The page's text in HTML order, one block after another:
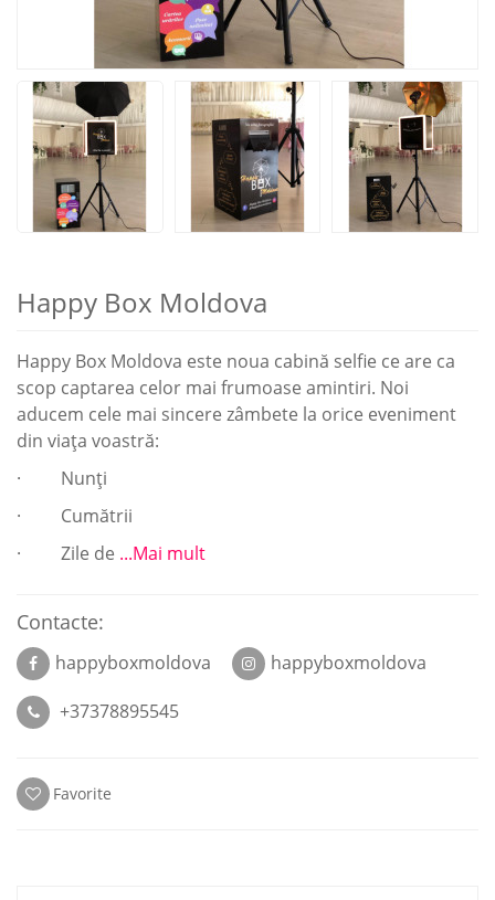
Happy Box Moldova
Happy Box Moldova este noua cabină selfie ce are ca
scop captarea celor mai frumoase amintiri. Noi
aducem cele mai sincere zâmbete la orice eveniment
din viața voastră:
· Nunți
· Cumătrii
· Zile de ...Mai mult
Contacte:
happyboxmoldova
happyboxmoldova
+37378895545
Favorite